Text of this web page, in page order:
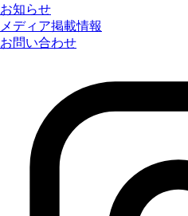
お知らせ
メディア掲載情報
お問い合わせ